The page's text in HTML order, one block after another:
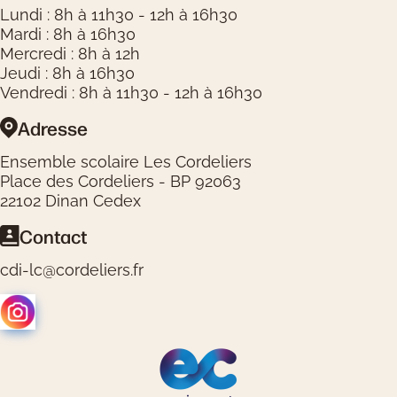
Lundi : 8h à 11h30 - 12h à 16h30
Mardi : 8h à 16h30
Mercredi : 8h à 12h
Jeudi : 8h à 16h30
Vendredi : 8h à 11h30 - 12h à 16h30
Adresse
Ensemble scolaire Les Cordeliers
Place des Cordeliers - BP 92063
22102 Dinan Cedex
Contact
cdi-lc@cordeliers.fr
Logos réseaux sociaux